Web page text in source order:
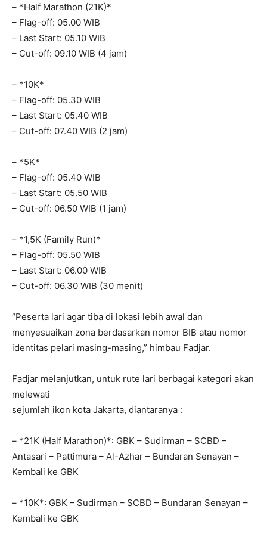
– *Half Marathon (21K)*
– Flag-off: 05.00 WIB
– Last Start: 05.10 WIB
– Cut-off: 09.10 WIB (4 jam)
– *10K*
– Flag-off: 05.30 WIB
– Last Start: 05.40 WIB
– Cut-off: 07.40 WIB (2 jam)
– *5K*
– Flag-off: 05.40 WIB
– Last Start: 05.50 WIB
– Cut-off: 06.50 WIB (1 jam)
– *1,5K (Family Run)*
– Flag-off: 05.50 WIB
– Last Start: 06.00 WIB
– Cut-off: 06.30 WIB (30 menit)
“Peserta lari agar tiba di lokasi lebih awal dan
menyesuaikan zona berdasarkan nomor BIB atau nomor
identitas pelari masing-masing,” himbau Fadjar.
Fadjar melanjutkan, untuk rute lari berbagai kategori akan
melewati
sejumlah ikon kota Jakarta, diantaranya :
– *21K (Half Marathon)*: GBK – Sudirman – SCBD –
Antasari – Pattimura – Al-Azhar – Bundaran Senayan –
Kembali ke GBK
– *10K*: GBK – Sudirman – SCBD – Bundaran Senayan –
Kembali ke GBK